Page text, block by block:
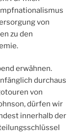
von
zu den
erwähnen.
durchaus
von
dürfen wir
innerhalb der